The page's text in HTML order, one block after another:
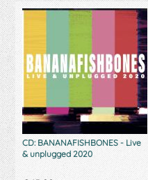
CD: BANANAFISHBONES - Live
& unplugged 2020